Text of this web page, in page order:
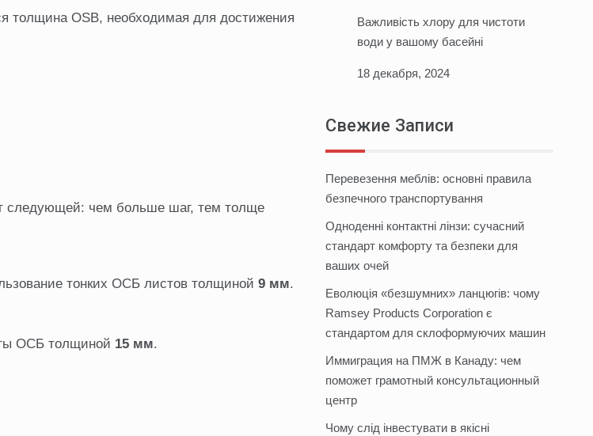
толщина OSB, необходимая для достижения
следующей: чем больше шаг, тем толще
тонких ОСБ листов толщиной 9 мм.
ОСБ толщиной 15 мм.
Важливість хлору для чистоти
води у вашому басейні
18 декабря, 2024
Свежие Записи
Перевезення меблів: основні правила
безпечного транспортування
Одноденні контактні лінзи: сучасний
стандарт комфорту та безпеки для
ваших очей
Еволюція «безшумних» ланцюгів: чому
Ramsey Products Corporation є
стандартом для склоформуючих машин
Иммиграция на ПМЖ в Канаду: чем
поможет грамотный консультационный
центр
Чому слід інвестувати в якісні